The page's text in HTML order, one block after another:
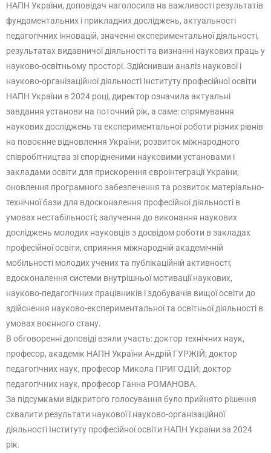
НАПН України, доповідач наголосила на важливості результатів
фундаментальних і прикладних досліджень, актуальності
педагогічних інновацій, значенні експериментальної діяльності,
результатах видавничої діяльності та визнанні наукових праць у
науково-освітньому просторі. Здійснивши аналіз наукової і
науково-організаційної діяльності Інституту професійної освіти
НАПН України в 2024 році, директор означила актуальні
завдання установи на поточний рік, а саме: спрямування
наукових досліджень та експериментальної роботи різних рівнів
на повоєнне відновлення України; розвиток міжнародного
співробітництва зі спорідненими науковими установами і
закладами освіти для прискорення євроінтеграції України;
оновлення програмного забезпечення та розвиток матеріально-
технічної бази для вдосконалення професійної діяльності в
умовах нестабільності; залучення до виконання наукових
досліджень молодих науковців з досвідом роботи в закладах
професійної освіти, сприяння міжнародній академічній
мобільності молодих учених та публікаційній активності;
вдосконалення системи внутрішньої мотивації наукових,
науково-педагогічних працівників і здобувачів вищої освіти до
здійснення науково-експериментальної та освітньої діяльності в
умовах воєнного стану.
В обговоренні доповіді взяли участь: доктор технічних наук,
професор, академік НАПН України Андрій ГУРЖІЙ; доктор
педагогічних наук, професор Микола ПРИГОДІЙ; доктор
педагогічних наук, професор Ганна РОМАНОВА.
За підсумками відкритого голосування було прийнято рішення
схвалити результати наукової і науково-організаційної
діяльності Інституту професійної освіти НАПН України за 2024
рік.